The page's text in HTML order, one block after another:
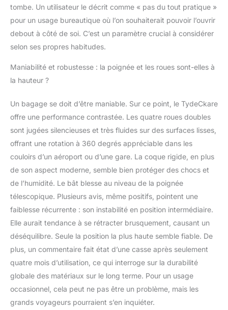
chiffres. Une serrure
contrôle le
compartiment avant et
l'autre contrôle le
requise, la clé
inversée de fermeture à
glissière YKK lisse et
robuste empêche
l'éclatement de la
fermeture à glissière,
les fermetures à
glissière ne sont pas
faciles à percer par des
outils tranchants. Roue
muette et chariot lisse :
fabriquée à partir d'un
matériau léger ABS +
facile à transporter et
conçue pour durer. les
bagages s'adaptent
aux différents terrains
silencieusement et
avec une excellente
tombe. Un utilisateur le décrit comme « pas du tout pratique »
pour un usage bureautique où l’on souhaiterait pouvoir l’ouvrir
debout à côté de soi. C’est un paramètre crucial à considérer
selon ses propres habitudes.
Maniabilité et robustesse : la poignée et les roues sont-elles à
la hauteur ?
Un bagage se doit d’être maniable. Sur ce point, le TydeCkare
offre une performance contrastée. Les quatre roues doubles
sont jugées silencieuses et très fluides sur des surfaces lisses,
offrant une rotation à 360 degrés appréciable dans les
couloirs d’un aéroport ou d’une gare. La coque rigide, en plus
de son aspect moderne, semble bien protéger des chocs et
de l’humidité. Le bât blesse au niveau de la poignée
télescopique. Plusieurs avis, même positifs, pointent une
faiblesse récurrente : son instabilité en position intermédiaire.
Elle aurait tendance à se rétracter brusquement, causant un
déséquilibre. Seule la position la plus haute semble fiable. De
plus, un commentaire fait état d’une casse après seulement
quatre mois d’utilisation, ce qui interroge sur la durabilité
globale des matériaux sur le long terme. Pour un usage
occasionnel, cela peut ne pas être un problème, mais les
grands voyageurs pourraient s’en inquiéter.